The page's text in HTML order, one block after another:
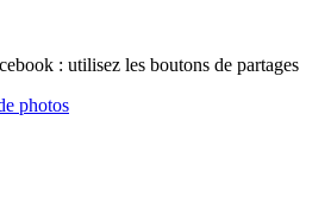
: utilisez les boutons de partages
photos